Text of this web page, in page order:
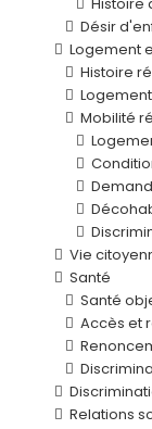
Désir
Logement
Histoire
Mobilité
Vie
Santé
Santé
Accès et
Relations